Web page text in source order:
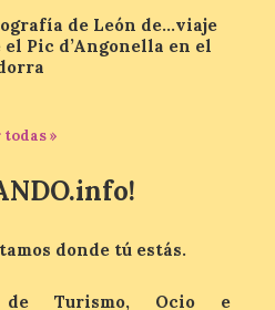
de
los
se refuerza
del 12 de
atravesará
millones de
de León de…viaje
el Pic d’Angonella en el
todas »
donde tú estás.
de Turismo, Ocio e